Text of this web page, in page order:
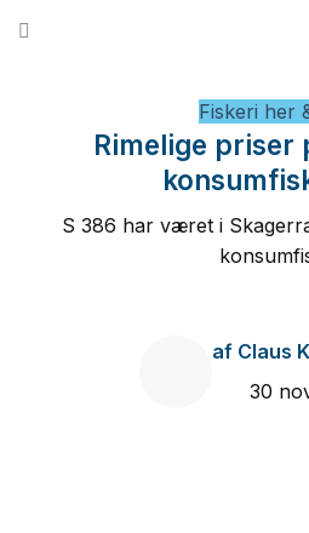
Fiskeri her
Rimelige priser
S 386 har været i
af Claus
30